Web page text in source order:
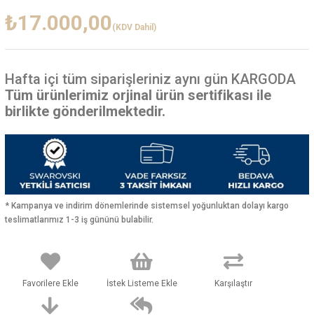
₺17.000,00 (KDV Dahil)
Hafta içi tüm siparişleriniz aynı gün KARGODA
Tüm ürünlerimiz orjinal ürün sertifikası ile
birlikte gönderilmektedir.
* Kampanya ve indirim dönemlerinde sistemsel yoğunluktan dolayı kargo
teslimatlarımız 1-3 iş gününü bulabilir.
Favorilere Ekle İstek Listeme Ekle Karşılaştır